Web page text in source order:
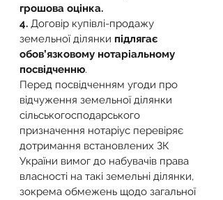
грошова оцінка.
4. Договір купівлі-продажу
земельної ділянки підлягає
обов’язковому нотаріальному
посвідченню.
Перед посвідченням угоди про
відчуження земельної ділянки
сільськогосподарського
призначення нотаріус перевіряє
дотримання встановлених ЗК
України вимог до набувачів права
власності на такі земельні ділянки,
зокрема обмежень щодо загальної